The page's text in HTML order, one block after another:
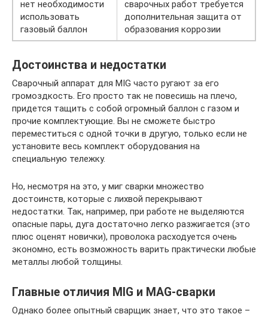
нет необходимости
использовать
газовый баллон
сварочных работ требуется
дополнительная защита от
образования коррозии
Достоинства и недостатки
Сварочный аппарат для MIG часто ругают за его
громоздкость. Его просто так не повесишь на плечо,
придется тащить с собой огромный баллон с газом и
прочие комплектующие. Вы не сможете быстро
переместиться с одной точки в другую, только если не
установите весь комплект оборудования на
специальную тележку.
Но, несмотря на это, у миг сварки множество
достоинств, которые с лихвой перекрывают
недостатки. Так, например, при работе не выделяются
опасные пары, дуга достаточно легко разжигается (это
плюс оценят новички), проволока расходуется очень
экономно, есть возможность варить практически любые
металлы любой толщины.
Главные отличия MIG и MAG-сварки
Однако более опытный сварщик знает, что это такое –